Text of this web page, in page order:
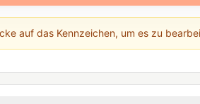
auf das Kennzeichen, um es zu